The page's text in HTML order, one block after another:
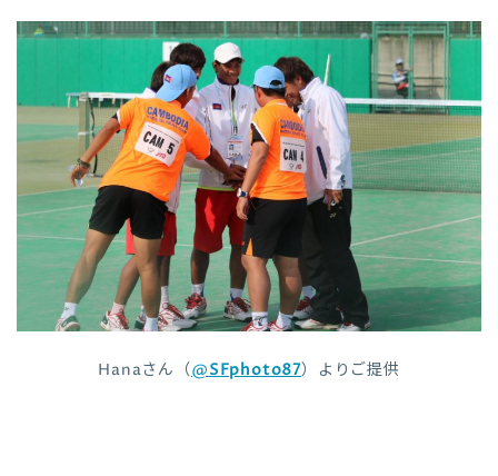
Hanaさん（@SFphoto87）よりご提供